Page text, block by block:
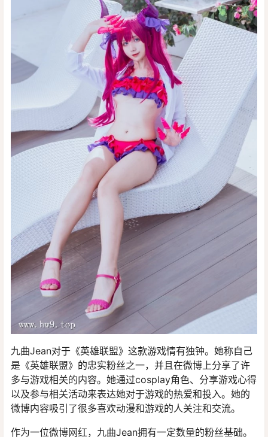
九曲Jean对于《英雄联盟》这款游戏情有独钟。她称自己
是《英雄联盟》的忠实粉丝之一，并且在微博上分享了许
多与游戏相关的内容。她通过cosplay角色、分享游戏心得
以及参与相关活动来表达她对于游戏的热爱和投入。她的
微博内容吸引了很多喜欢动漫和游戏的人关注和交流。
作为一位微博网红，九曲Jean拥有一定数量的粉丝基础。